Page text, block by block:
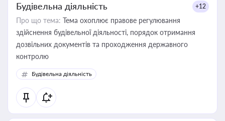
Будівельна діяльність +12
Про що тема: Тема охоплює правове регулювання
здійснення будівельної діяльності, порядок отримання
дозвільних документів та проходження державного
контролю
Будівельна діяльність